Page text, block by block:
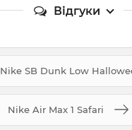
Відгуки
Nike SB Dunk Low
Nike Air Max 1 Safari